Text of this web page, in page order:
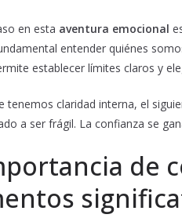
en esta aventura emocional
entender quiénes
establecer límites claros y
tenemos claridad interna, el
a ser frágil. La confianza se
de